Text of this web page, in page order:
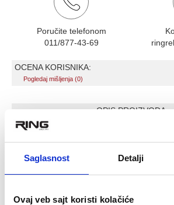
Saglasnost Detalji
Ovaj veb sajt koristi kolačiće
Poručite telefonom
011/877-43-69
OCENA KORISNIKA:
Pogledaj mišljenja (0)
OPIS PROIZVODA
srednji (128x35) - za udarce rukama
Opis: Džakovi su izrađeni od nove